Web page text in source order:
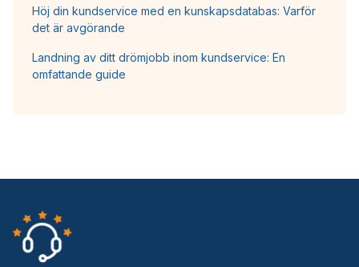
Höj din kundservice med en kunskapsdatabas: Varför
det är avgörande
Landning av ditt drömjobb inom kundservice: En
omfattande guide